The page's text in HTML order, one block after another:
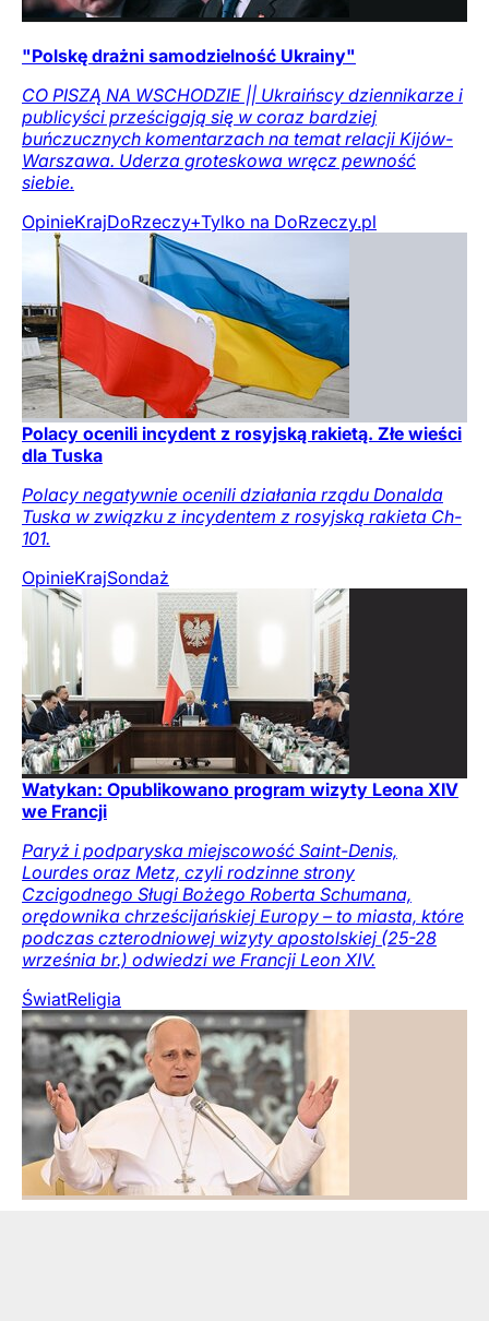
"Polskę drażni samodzielność Ukrainy"
CO PISZĄ NA WSCHODZIE || Ukraińscy dziennikarze i
publicyści prześcigają się w coraz bardziej
buńczucznych komentarzach na temat relacji Kijów-
Warszawa. Uderza groteskowa wręcz pewność
siebie.
OpinieKrajDoRzeczy+Tylko na DoRzeczy.pl
Polacy ocenili incydent z rosyjską rakietą. Złe wieści
dla Tuska
Polacy negatywnie ocenili działania rządu Donalda
Tuska w związku z incydentem z rosyjską rakieta Ch-
101.
OpinieKrajSondaż
Watykan: Opublikowano program wizyty Leona XIV
we Francji
Paryż i podparyska miejscowość Saint-Denis,
Lourdes oraz Metz, czyli rodzinne strony
Czcigodnego Sługi Bożego Roberta Schumana,
orędownika chrześcijańskiej Europy – to miasta, które
podczas czterodniowej wizyty apostolskiej (25-28
września br.) odwiedzi we Francji Leon XIV.
ŚwiatReligia